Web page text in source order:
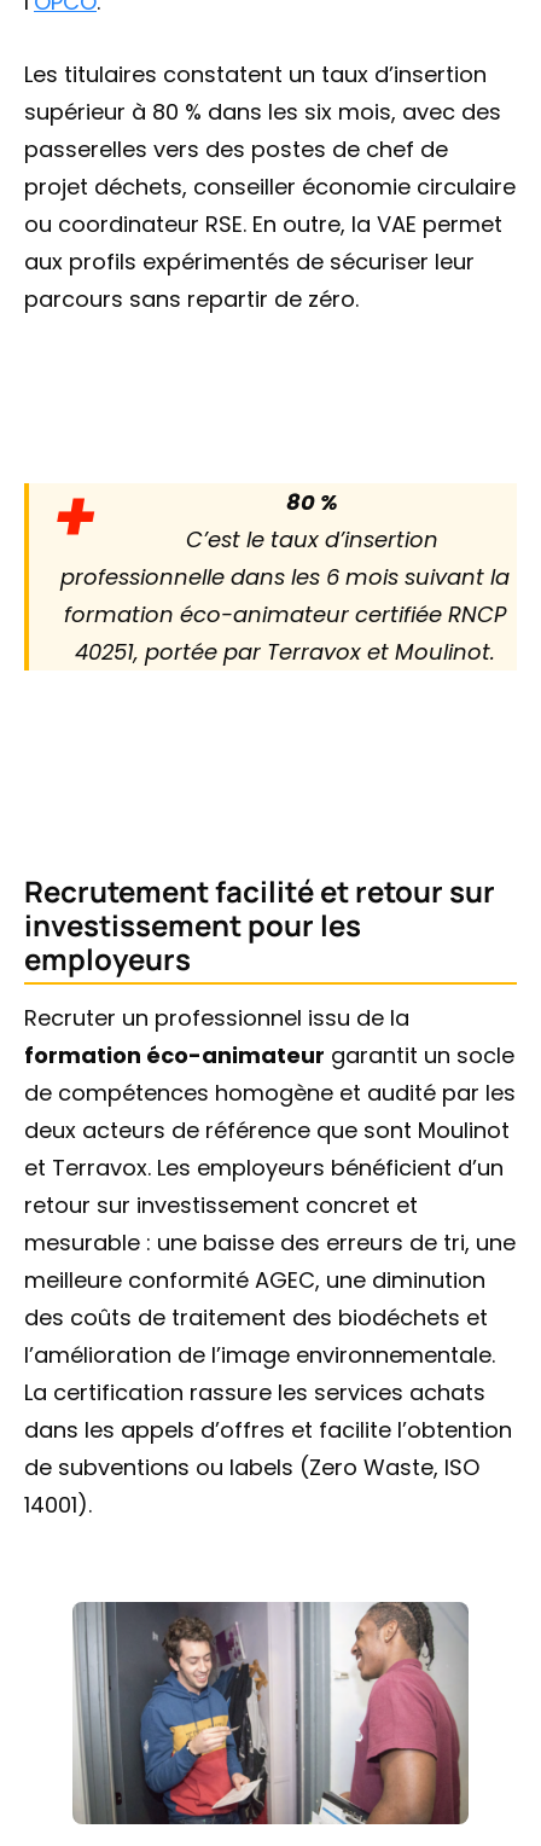
Les titulaires constatent un taux d’insertion
supérieur à 80 % dans les six mois, avec des
passerelles vers des postes de chef de
projet déchets, conseiller économie circulaire
ou coordinateur RSE. En outre, la VAE permet
aux profils expérimentés de sécuriser leur
parcours sans repartir de zéro.
+
80 %
C’est le taux d’insertion
professionnelle dans les 6 mois suivant la
formation éco-animateur certifiée RNCP
40251, portée par Terravox et Moulinot.
Recrutement facilité et retour sur
investissement pour les
employeurs
Recruter un professionnel issu de la
formation éco-animateur garantit un socle
de compétences homogène et audité par les
deux acteurs de référence que sont Moulinot
et Terravox. Les employeurs bénéficient d’un
retour sur investissement concret et
mesurable : une baisse des erreurs de tri, une
meilleure conformité AGEC, une diminution
des coûts de traitement des biodéchets et
l’amélioration de l’image environnementale.
La certification rassure les services achats
dans les appels d’offres et facilite l’obtention
de subventions ou labels (Zero Waste, ISO
14001).